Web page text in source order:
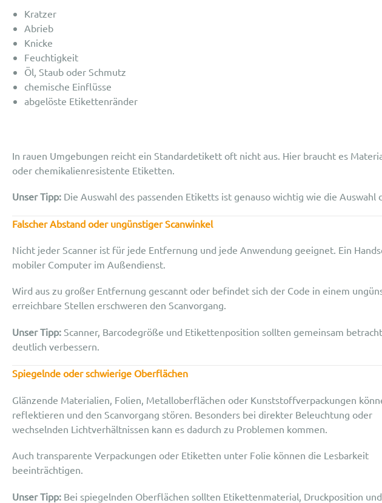
Kratzer
Abrieb
Knicke
Feuchtigkeit
Öl, Staub oder Schmutz
chemische Einflüsse
abgelöste Etikettenränder
In rauen Umgebungen reicht ein Standardetikett oft nicht aus. Hier braucht es
oder chemikalienresistente Etiketten.
Unser Tipp: Die Auswahl des passenden Etiketts ist genauso wichtig wie die
Falscher Abstand oder ungünstiger Scanwinkel
Nicht jeder Scanner ist für jede Entfernung und jede Anwendung geeignet. Ein
mobiler Computer im Außendienst.
Wird aus zu großer Entfernung gescannt oder befindet sich der Code in einem
erreichbare Stellen erschweren den Scanvorgang.
Unser Tipp: Scanner, Barcodegröße und Etikettenposition sollten gemeinsam
deutlich verbessern.
Spiegelnde oder schwierige Oberflächen
Glänzende Materialien, Folien, Metalloberflächen oder Kunststoffverpackungen
reflektieren und den Scanvorgang stören. Besonders bei direkter Beleuchtung oder
wechselnden Lichtverhältnissen kann es dadurch zu Problemen kommen.
Auch transparente Verpackungen oder Etiketten unter Folie können die Lesbarkeit
beeinträchtigen.
Unser Tipp: Bei spiegelnden Oberflächen sollten Etikettenmaterial, Druckposition und